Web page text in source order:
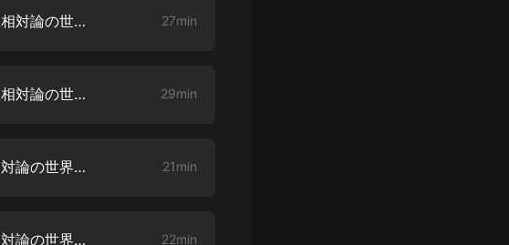
第二章 伸び縮みする時間と空間―特殊相対論の世界【1】 27min
第二章 伸び縮みする時間と空間―特殊相対論の世界【2】 29min
第三章 重力はなぜ生じるのか―一般相対論の世界【1】 21min
第三章 重力はなぜ生じるのか―一般相対論の世界【2】 22min